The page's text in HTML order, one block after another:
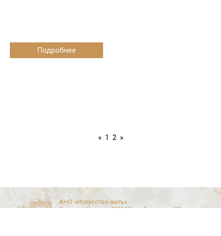
Подробнее
« 1 2 »
АНО «Искусство жить»
Адрес: г. Казань, 420015, ул. Горького, 27